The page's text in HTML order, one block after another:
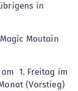
in
Moutain
1. Freitag im
(Vorstieg)